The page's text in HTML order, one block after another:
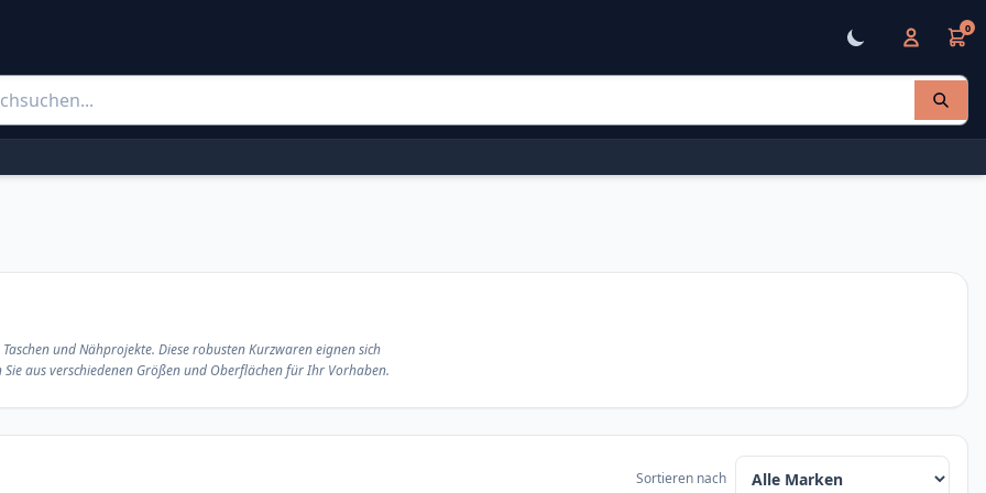
0
und Nähprojekte. Diese robusten Kurzwaren eignen sich
aus verschiedenen Größen und Oberflächen für Ihr Vorhaben.
Sortieren nach